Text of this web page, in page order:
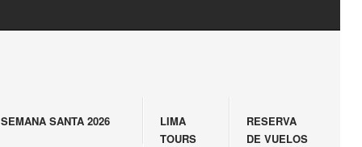
SANTA 2026
LIMA
TOURS
RESERVA
DE VUELOS